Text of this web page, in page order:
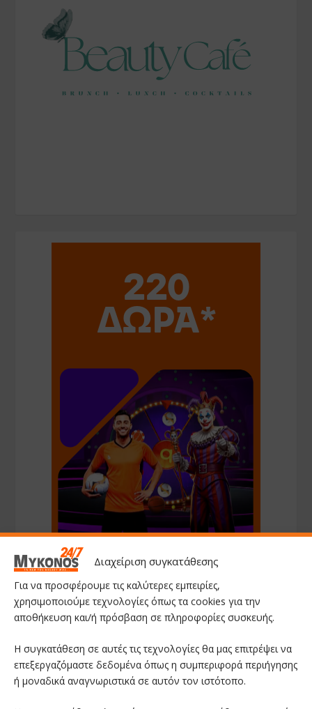
Διαχείριση συγκατάθεσης
Για να προσφέρουμε τις καλύτερες εμπειρίες,
χρησιμοποιούμε τεχνολογίες όπως τα cookies για την
αποθήκευση και/ή πρόσβαση σε πληροφορίες συσκευής.
Η συγκατάθεση σε αυτές τις τεχνολογίες θα μας επιτρέψει να
επεξεργαζόμαστε δεδομένα όπως η συμπεριφορά περιήγησης
ή μοναδικά αναγνωριστικά σε αυτόν τον ιστότοπο.